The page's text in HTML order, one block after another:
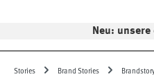
Neu:
Stories Brand Stories